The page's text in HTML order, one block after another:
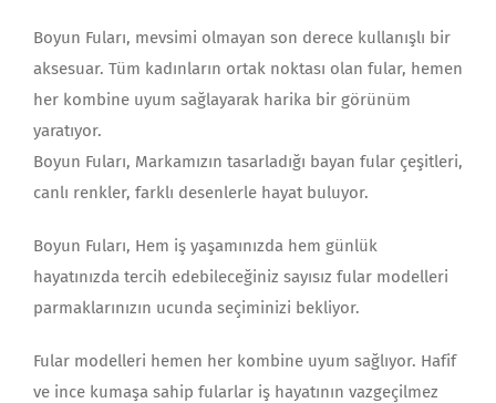
Boyun Fuları, mevsimi olmayan son derece kullanışlı bir
aksesuar. Tüm kadınların ortak noktası olan fular, hemen
her kombine uyum sağlayarak harika bir görünüm
yaratıyor.
Boyun Fuları, Markamızın tasarladığı bayan fular çeşitleri,
canlı renkler, farklı desenlerle hayat buluyor.
Boyun Fuları, Hem iş yaşamınızda hem günlük
hayatınızda tercih edebileceğiniz sayısız fular modelleri
parmaklarınızın ucunda seçiminizi bekliyor.
Fular modelleri hemen her kombine uyum sağlıyor. Hafif
ve ince kumaşa sahip fularlar iş hayatının vazgeçilmez